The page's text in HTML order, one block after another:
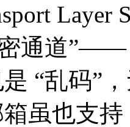
Layer
通道”——
“乱码”
箱虽也支